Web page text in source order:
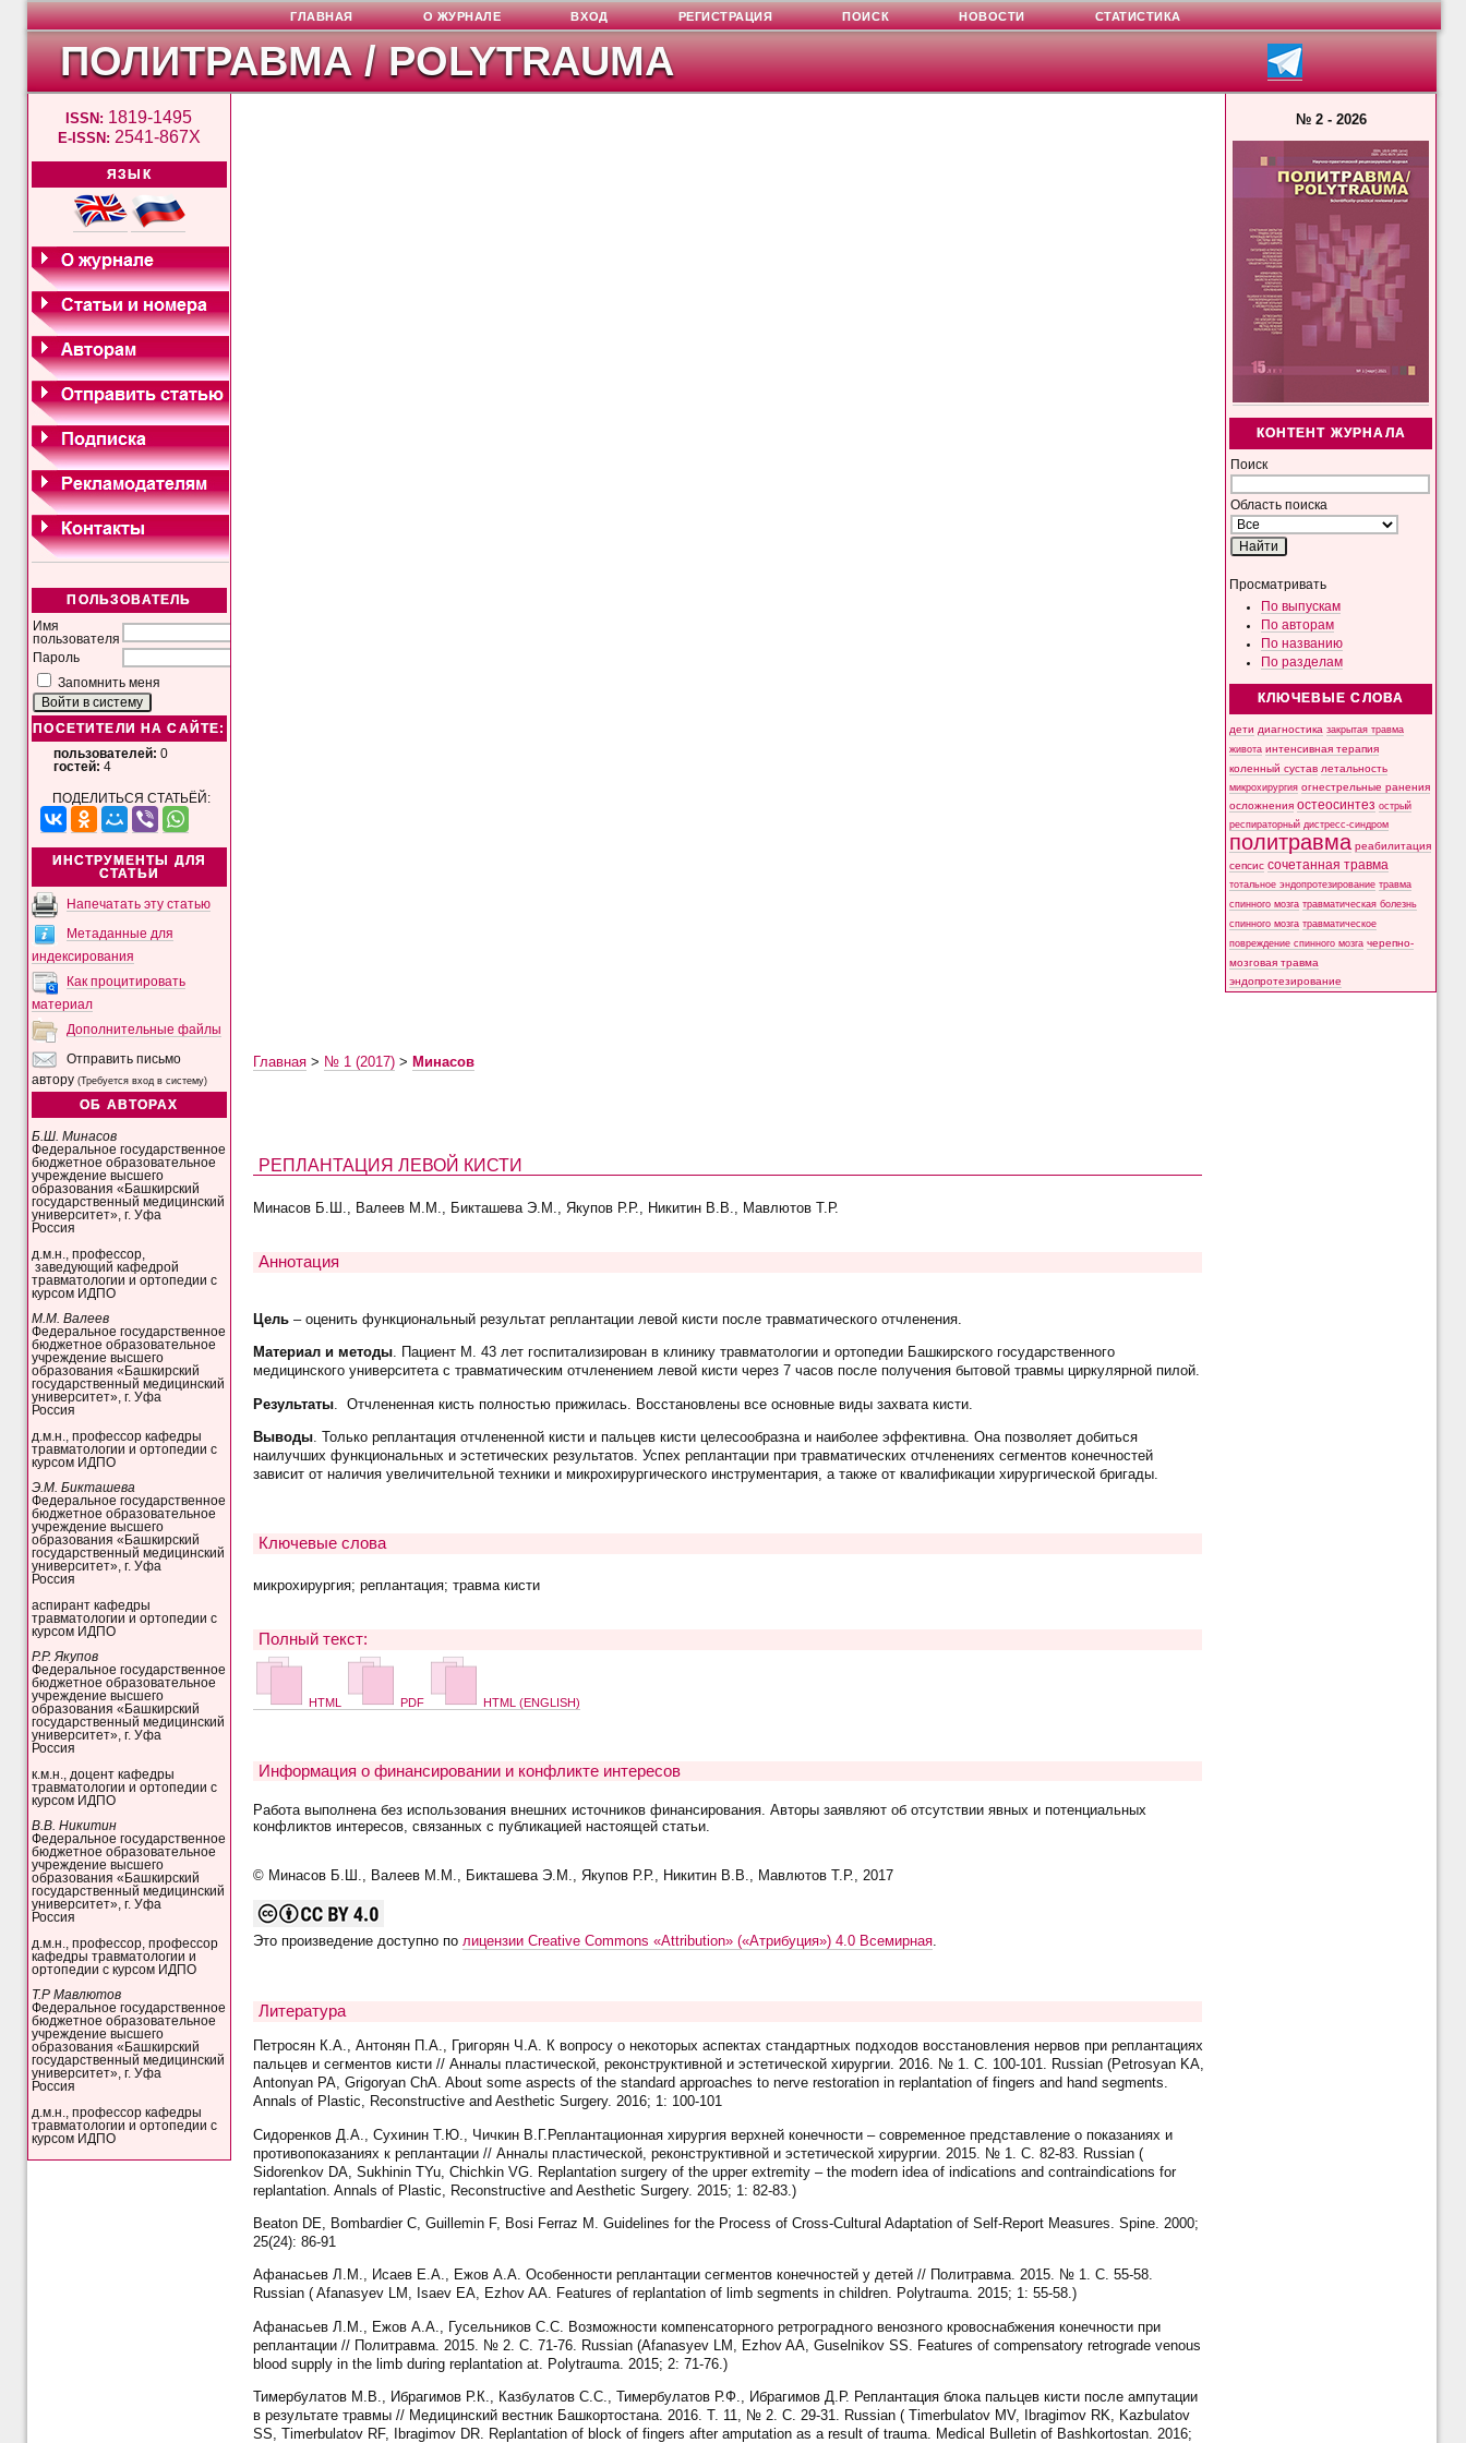
ПОЛИТРАВМА / POLYTRAUMA
ISSN: 1819-1495
E-ISSN: 2541-867X
ЯЗЫК
ПОЛЬЗОВАТЕЛЬ
Имя
пользователя
Пароль
Запомнить меня
ПОСЕТИТЕЛИ НА САЙТЕ:
пользователей: 0
гостей: 4
ПОДЕЛИТЬСЯ СТАТЬЁЙ:
ИНСТРУМЕНТЫ ДЛЯ
СТАТЬИ
Напечатать эту статью
Метаданные для
индексирования
Как процитировать
материал
Дополнительные файлы
Отправить письмо
автору(Требуется вход в систему)
ОБ АВТОРАХ
Б.Ш. Минасов
Федеральное государственное
бюджетное образовательное
учреждение высшего
образования «Башкирский
государственный медицинский
университет», г. Уфа
Россия
д.м.н., профессор,
заведующий кафедрой
травматологии и ортопедии с
курсом ИДПО
М.М. Валеев
Федеральное государственное
бюджетное образовательное
учреждение высшего
образования «Башкирский
государственный медицинский
университет», г. Уфа
Россия
д.м.н., профессор кафедры
травматологии и ортопедии с
курсом ИДПО
Э.М. Бикташева
Федеральное государственное
бюджетное образовательное
учреждение высшего
образования «Башкирский
государственный медицинский
университет», г. Уфа
Россия
аспирант кафедры
травматологии и ортопедии с
курсом ИДПО
Р.Р. Якупов
Федеральное государственное
бюджетное образовательное
учреждение высшего
образования «Башкирский
государственный медицинский
университет», г. Уфа
Россия
к.м.н., доцент кафедры
травматологии и ортопедии с
курсом ИДПО
В.В. Никитин
Федеральное государственное
бюджетное образовательное
учреждение высшего
образования «Башкирский
государственный медицинский
университет», г. Уфа
Россия
д.м.н., профессор, профессор
кафедры травматологии и
ортопедии с курсом ИДПО
Т.Р Мавлютов
Федеральное государственное
бюджетное образовательное
учреждение высшего
образования «Башкирский
государственный медицинский
университет», г. Уфа
Россия
д.м.н., профессор кафедры
травматологии и ортопедии с
курсом ИДПО
№ 2 - 2026
КОНТЕНТ ЖУРНАЛА
Поиск
Область поиска
Просматривать
По выпускам
По авторам
По названию
По разделам
КЛЮЧЕВЫЕ СЛОВА
дети диагностика закрытая травма
живота интенсивная терапия
коленный сустав летальность
микрохирургия огнестрельные ранения
осложнения остеосинтез острый
респираторный дистресс-синдром
политравма реабилитация
сепсис сочетанная травма
тотальное эндопротезирование травма
спинного мозга травматическая болезнь
спинного мозга травматическое
повреждение спинного мозга черепно-
мозговая травма
эндопротезирование
ГЛАВНАЯ О ЖУРНАЛЕ ВХОД РЕГИСТРАЦИЯ ПОИСК НОВОСТИ СТАТИСТИКА
Главная> № 1 (2017)> Минасов
РЕПЛАНТАЦИЯ ЛЕВОЙ КИСТИ
Минасов Б.Ш., Валеев М.М., Бикташева Э.М., Якупов Р.Р., Никитин В.В., Мавлютов Т.Р.
Аннотация
Цель– оценить функциональный результат реплантации левой кисти после травматического отчленения.
Материал и методы. Пациент М. 43 лет госпитализирован в клинику травматологии и ортопедии Башкирского государственного
медицинского университета с травматическим отчленением левой кисти через 7 часов после получения бытовой травмы циркулярной пилой.
Результаты. Отчлененная кисть полностью прижилась. Восстановлены все основные виды захвата кисти.
Выводы. Только реплантация отчлененной кисти и пальцев кисти целесообразна и наиболее эффективна. Она позволяет добиться
наилучших функциональных и эстетических результатов. Успех реплантации при травматических отчленениях сегментов конечностей
зависит от наличия увеличительной техники и микрохирургического инструментария, а также от квалификации хирургической бригады.
Ключевые слова
микрохирургия; реплантация; травма кисти
Полный текст:
HTML PDF HTML (ENGLISH)
Информация о финансировании и конфликте интересов
Работа выполнена без использования внешних источников финансирования. Авторы заявляют об отсутствии явных и потенциальных
конфликтов интересов, связанных с публикацией настоящей статьи.
© Минасов Б.Ш., Валеев М.М., Бикташева Э.М., Якупов Р.Р., Никитин В.В., Мавлютов Т.Р., 2017
Это произведение доступно по лицензии Creative Commons «Attribution» («Атрибуция») 4.0 Всемирная.
Литература
Петросян К.А., Антонян П.А., Григорян Ч.А. К вопросу о некоторых аспектах стандартных подходов восстановления нервов при реплантациях
пальцев и сегментов кисти // Анналы пластической, реконструктивной и эстетической хирургии. 2016. № 1. С. 100-101. Russian (Petrosyan KA,
Antonyan PA, Grigoryan ChA. About some aspects of the standard approaches to nerve restoration in replantation of fingers and hand segments.
Annals of Plastic, Reconstructive and Aesthetic Surgery. 2016; 1: 100-101
Сидоренков Д.А., Сухинин Т.Ю., Чичкин В.Г.Реплантационная хирургия верхней конечности – современное представление о показаниях и
противопоказаниях к реплантации // Анналы пластической, реконструктивной и эстетической хирургии. 2015. № 1. С. 82-83. Russian (
Sidorenkov DA, Sukhinin TYu, Chichkin VG. Replantation surgery of the upper extremity – the modern idea of indications and contraindications for
replantation. Annals of Plastic, Reconstructive and Aesthetic Surgery. 2015; 1: 82-83.)
Beaton DE, Bombardier C, Guillemin F, Bosi Ferraz M. Guidelines for the Process of Cross-Cultural Adaptation of Self-Report Measures. Spine. 2000;
25(24): 86-91
Афанасьев Л.М., Исаев Е.А., Ежов А.А. Особенности реплантации сегментов конечностей у детей // Политравма. 2015. № 1. С. 55-58.
Russian ( Afanasyev LM, Isaev EA, Ezhov AA. Features of replantation of limb segments in children. Polytrauma. 2015; 1: 55-58.)
Афанасьев Л.М., Ежов А.А., Гусельников С.С. Возможности компенсаторного ретроградного венозного кровоснабжения конечности при
реплантации // Политравма. 2015. № 2. С. 71-76. Russian (Afanasyev LM, Ezhov AA, Guselnikov SS. Features of compensatory retrograde venous
blood supply in the limb during replantation at. Polytrauma. 2015; 2: 71-76.)
Тимербулатов М.В., Ибрагимов Р.К., Казбулатов С.С., Тимербулатов Р.Ф., Ибрагимов Д.Р. Реплантация блока пальцев кисти после ампутации
в результате травмы // Медицинский вестник Башкортостана. 2016. Т. 11, № 2. С. 29-31. Russian ( Timerbulatov MV, Ibragimov RK, Kazbulatov
SS, Timerbulatov RF, Ibragimov DR. Replantation of block of fingers after amputation as a result of trauma. Medical Bulletin of Bashkortostan. 2016;